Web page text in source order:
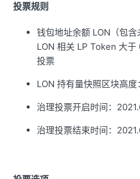
投票规则
钱包地址余额 LON（包
LON 相关 LP Token 大
投票
LON 持有量快照区块高
治理投票开启时间：
治理投票结束时间：